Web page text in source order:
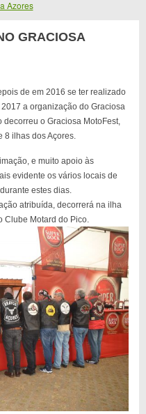
GRACIOSA
de em 2016 se ter realizado
a organização do Graciosa
decorreu o Graciosa MotoFest,
8 ilhas dos Açores.
e muito apoio às
evidente os vários locais de
estes dias.
atribuída, decorrerá na ilha
Clube Motard do Pico.